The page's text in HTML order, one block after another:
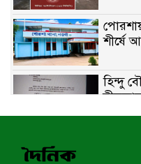
শীর্ষে
হিন্দু
সদস্য
নিহত: